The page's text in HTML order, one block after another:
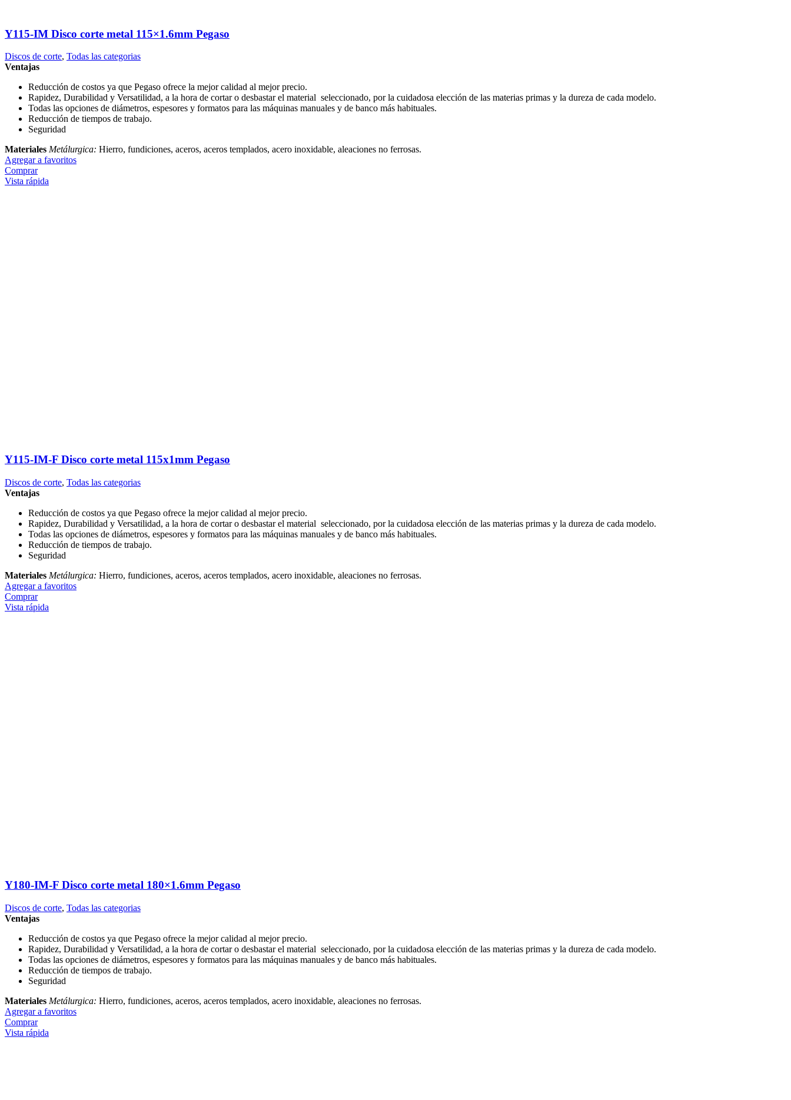
Y115-IM Disco corte metal 115×1.6mm Pegaso
Discos de corte, Todas las categorias
Ventajas
Reducción de costos ya que Pegaso ofrece la mejor calidad al mejor precio.
Rapidez, Durabilidad y Versatilidad, a la hora de cortar o desbastar el material seleccionado, por la cuidadosa elección de las materias primas y la dureza de cada modelo.
Todas las opciones de diámetros, espesores y formatos para las máquinas manuales y de banco más habituales.
Reducción de tiempos de trabajo.
Seguridad
Materiales Metálurgica: Hierro, fundiciones, aceros, aceros templados, acero inoxidable, aleaciones no ferrosas.
Agregar a favoritos
Comprar
Vista rápida
Y115-IM-F Disco corte metal 115x1mm Pegaso
Discos de corte, Todas las categorias
Ventajas
Reducción de costos ya que Pegaso ofrece la mejor calidad al mejor precio.
Rapidez, Durabilidad y Versatilidad, a la hora de cortar o desbastar el material seleccionado, por la cuidadosa elección de las materias primas y la dureza de cada modelo.
Todas las opciones de diámetros, espesores y formatos para las máquinas manuales y de banco más habituales.
Reducción de tiempos de trabajo.
Seguridad
Materiales Metálurgica: Hierro, fundiciones, aceros, aceros templados, acero inoxidable, aleaciones no ferrosas.
Agregar a favoritos
Comprar
Vista rápida
Y180-IM-F Disco corte metal 180×1.6mm Pegaso
Discos de corte, Todas las categorias
Ventajas
Reducción de costos ya que Pegaso ofrece la mejor calidad al mejor precio.
Rapidez, Durabilidad y Versatilidad, a la hora de cortar o desbastar el material seleccionado, por la cuidadosa elección de las materias primas y la dureza de cada modelo.
Todas las opciones de diámetros, espesores y formatos para las máquinas manuales y de banco más habituales.
Reducción de tiempos de trabajo.
Seguridad
Materiales Metálurgica: Hierro, fundiciones, aceros, aceros templados, acero inoxidable, aleaciones no ferrosas.
Agregar a favoritos
Comprar
Vista rápida